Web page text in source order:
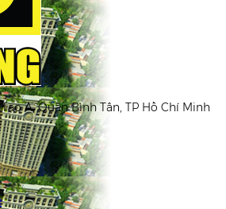
A, Quận Bình Tân, TP Hồ Chí Minh